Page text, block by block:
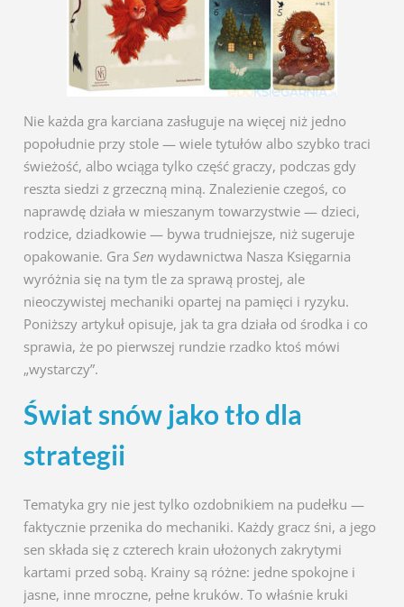
Nie każda gra karciana zasługuje na więcej niż jedno
popołudnie przy stole — wiele tytułów albo szybko traci
świeżość, albo wciąga tylko część graczy, podczas gdy
reszta siedzi z grzeczną miną. Znalezienie czegoś, co
naprawdę działa w mieszanym towarzystwie — dzieci,
rodzice, dziadkowie — bywa trudniejsze, niż sugeruje
opakowanie. GraSen wydawnictwa Nasza Księgarnia
wyróżnia się na tym tle za sprawą prostej, ale
nieoczywistej mechaniki opartej na pamięci i ryzyku.
Poniższy artykuł opisuje, jak ta gra działa od środka i co
sprawia, że po pierwszej rundzie rzadko ktoś mówi
„wystarczy”.
Świat snów jako tło dla
strategii
Tematyka gry nie jest tylko ozdobnikiem na pudełku —
faktycznie przenika do mechaniki. Każdy gracz śni, a jego
sen składa się z czterech krain ułożonych zakrytymi
kartami przed sobą. Krainy są różne: jedne spokojne i
jasne, inne mroczne, pełne kruków. To właśnie kruki